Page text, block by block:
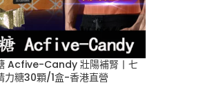
Acfive-Candy 壯陽補腎丨七
力糖30顆/1盒-香港直營